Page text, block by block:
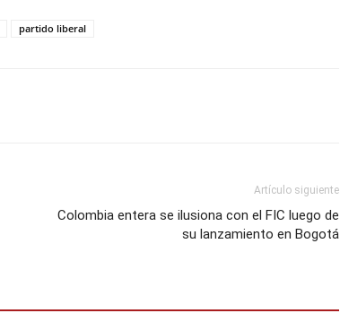
partido liberal
Artículo siguiente
Colombia entera se ilusiona con el FIC luego de
su lanzamiento en Bogotá